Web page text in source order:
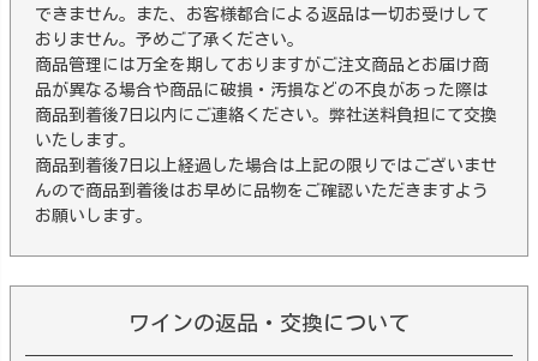
できません。また、お客様都合による返品は一切お受けして
おりません。予めご了承ください。
商品管理には万全を期しておりますがご注文商品とお届け商
品が異なる場合や商品に破損・汚損などの不良があった際は
商品到着後7日以内にご連絡ください。弊社送料負担にて交換
いたします。
商品到着後7日以上経過した場合は上記の限りではございませ
んので商品到着後はお早めに品物をご確認いただきますよう
お願いします。
ワインの返品・交換について